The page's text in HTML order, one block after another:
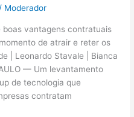
Moderador
boas vantagens contratuais
de atrair e reter os
| Leonardo Stavale | Bianca
— Um levantamento
de tecnologia que
contratam